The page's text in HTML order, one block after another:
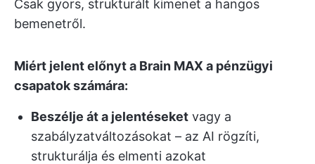
Csak gyors, strukturált kimenet a hangos
bemenetről.
Miért jelent előnyt a Brain MAX a pénzügyi
csapatok számára:
Beszélje át a jelentéseket vagy a
szabályzatváltozásokat – az AI rögzíti,
strukturálja és elmenti azokat